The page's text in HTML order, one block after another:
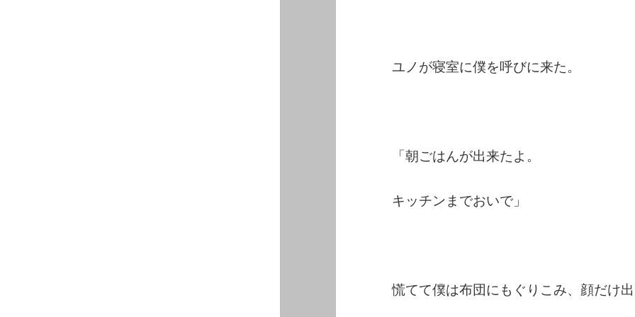
ユノが寝室に僕を呼びに来た。
「朝ごはんが出来たよ。
キッチンまでおいで」
慌てて僕は布団にもぐりこみ、顔だけ